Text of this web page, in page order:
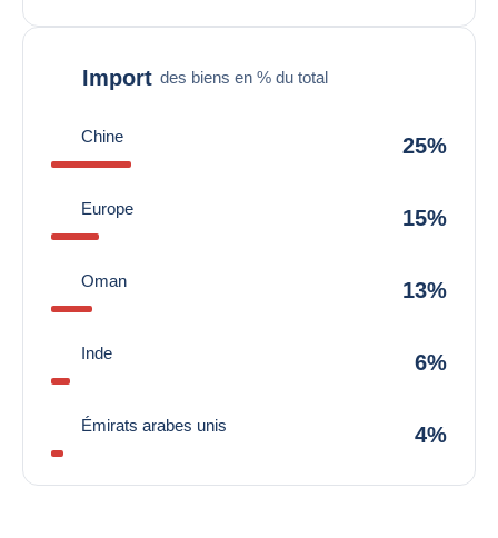
Import des biens en % du total
Chine 25%
Europe 15%
Oman 13%
Inde 6%
Émirats arabes unis 4%